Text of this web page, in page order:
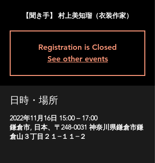
【聞き手】 村上美知瑠（衣装作家）
Registration is Closed
See other events
日時・場所
2022年11月16日 15:00 – 17:00
鎌倉市, 日本、〒248-0031 神奈川県鎌倉市鎌
倉山３丁目２１−１１−２